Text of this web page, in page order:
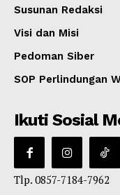
Susunan Redaksi
Visi dan Misi
Pedoman Siber
SOP Perlindungan
Ikuti Sosial
Tlp. 0857-7184-7962